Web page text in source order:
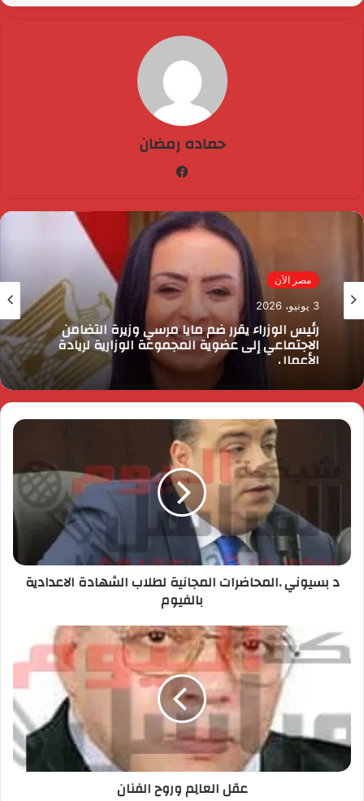
حماده رمضان
مصر الآن
3 يونيو، 2026
رئيس الوزراء يقرر ضم مايا مرسي وزيرة التضامن
الاجتماعي إلى عضوية المجموعة الوزارية لريادة
الأعمال
د بسيوني .المحاضرات المجانية لطلاب الشهادة الاعدادية
بالفيوم
عقل العالِم وروح الفنان